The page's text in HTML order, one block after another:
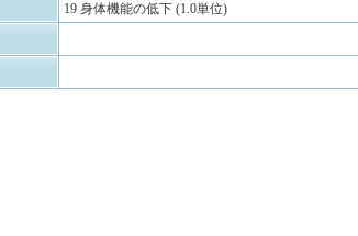
19 身体機能の低下 (1.0単位)